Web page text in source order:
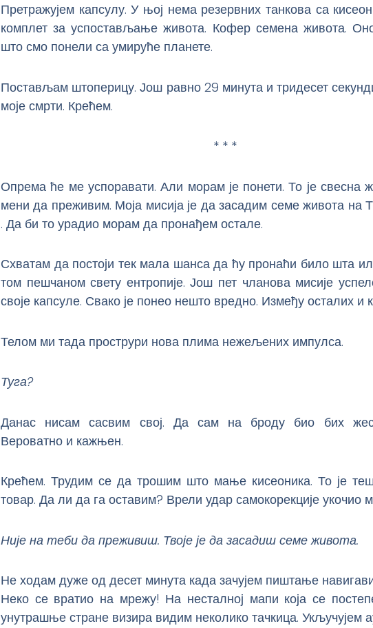
Претражујем капсулу. У њој нема резервних танкова са
комплет за успостављање живота. Кофер семена живота. Оно
што смо понели са умируће планете.
Постављам штоперицу. Још равно 29 минута и тридесет
моје смрти. Крећем.
* * *
Опрема ће ме успоравати. Али морам је понети. То је свесна
мени да преживим. Моја мисија је да засадим семе живота на
. Да би то урадио морам да пронађем остале.
Схватам да постоји тек мала шанса да ћу пронаћи било шта
том пешчаном свету ентропије. Још пет чланова мисије
своје капсуле. Свако је понео нешто вредно. Између осталих и
Телом ми тада прострури нова плима нежељених импулса.
Туга?
Данас нисам сасвим свој. Да сам на броду био бих
Вероватно и кажњен.
Крећем. Трудим се да трошим што мање кисеоника. То је
товар. Да ли да га оставим? Врели удар самокорекције укочио
Није на теби да преживиш. Твоје је да засадиш семе живота.
Не ходам дуже од десет минута када зачујем пиштање
Неко се вратио на мрежу! На несталној мапи која се
унутрашње стране визира видим неколико тачкица. Укључујем